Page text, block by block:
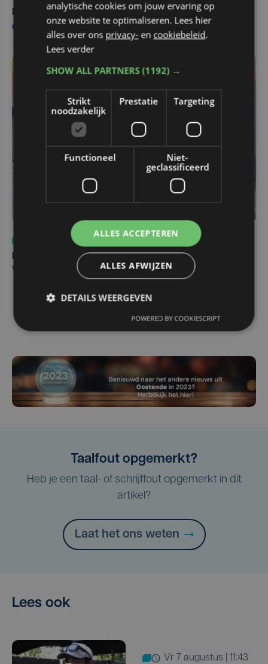
Belgisch Solar Team met West-Vlamingen wint voor
eerst in VS
do 6 augustus | 10:49
Margot Vanpachtenbeke beklimt zeven keer de Mont
Ventoux
Taalfout opgemerkt?
Heb je een taal- of schrijffout opgemerkt in dit
artikel?
Laat het ons weten
Lees ook
vr 7 augustus | 11:43
analytische cookies om jouw ervaring op
onze website te optimaliseren. Lees hier
alles over ons privacy- en cookiebeleid.
Lees verder
SHOW ALL PARTNERS(1192) →
Strikt
noodzakelijk
Prestatie Targeting
Functioneel
Niet-
geclassificeerd
ALLES ACCEPTEREN
ALLES AFWIJZEN
DETAILS WEERGEVEN
POWERED BY COOKIESCRIPT